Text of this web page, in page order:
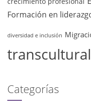
Formación en
diversidad e inclusión
transcultural
Categorías